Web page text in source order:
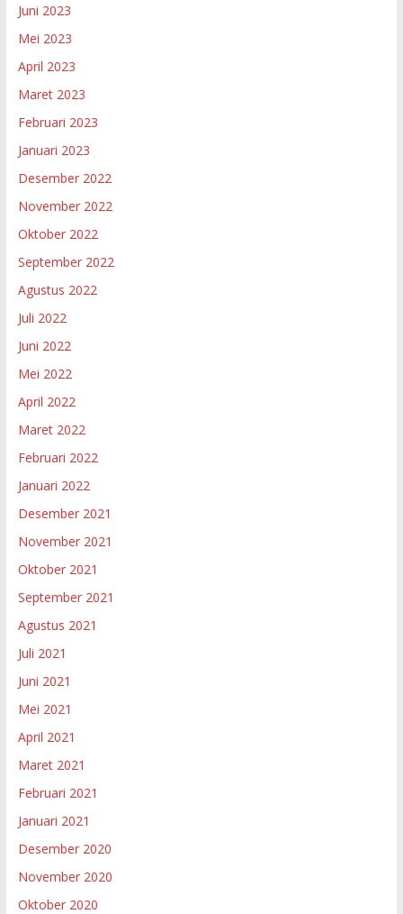
Juni 2023
Mei 2023
April 2023
Maret 2023
Februari 2023
Januari 2023
Desember 2022
November 2022
Oktober 2022
September 2022
Agustus 2022
Juli 2022
Juni 2022
Mei 2022
April 2022
Maret 2022
Februari 2022
Januari 2022
Desember 2021
November 2021
Oktober 2021
September 2021
Agustus 2021
Juli 2021
Juni 2021
Mei 2021
April 2021
Maret 2021
Februari 2021
Januari 2021
Desember 2020
November 2020
Oktober 2020